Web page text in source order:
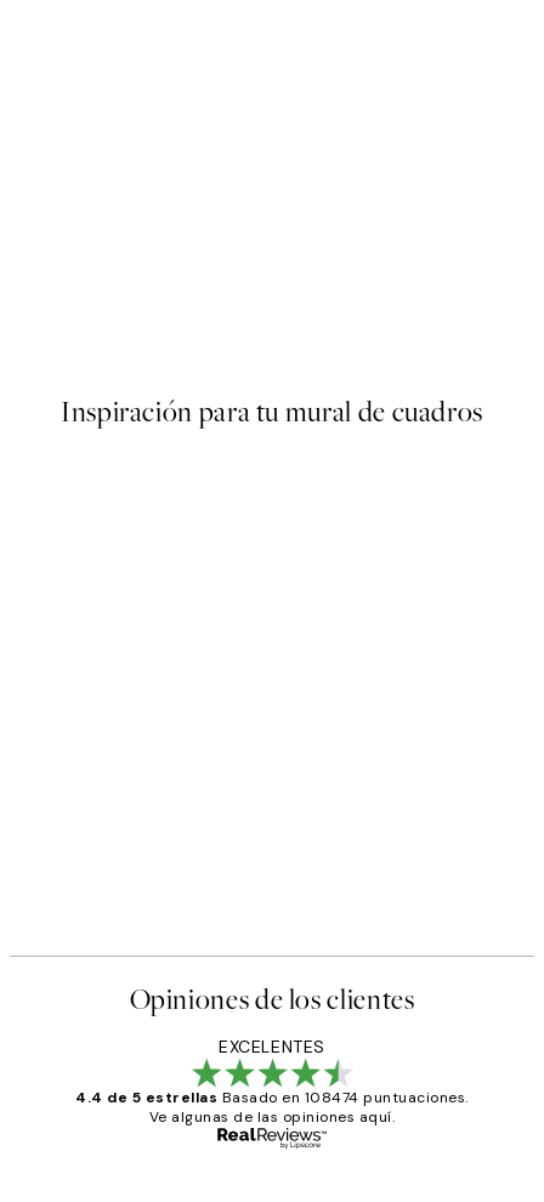
Inspiración para tu mural de cuadros
Opiniones de los clientes
EXCELENTES
4.4 de 5 estrellas Basado en 108474 puntuaciones.
Ve algunas de las opiniones aquí.